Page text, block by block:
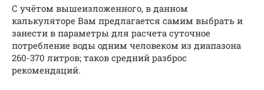
С учётом вышеизложенного, в данном
калькуляторе Вам предлагается самим выбрать и
занести в параметры для расчета суточное
потребление воды одним человеком из диапазона
260-370 литров; таков средний разброс
рекомендаций.